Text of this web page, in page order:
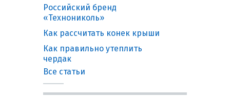
Российский бренд
«Технониколь»
Как рассчитать конек крыши
Как правильно утеплить
чердак
Все статьи